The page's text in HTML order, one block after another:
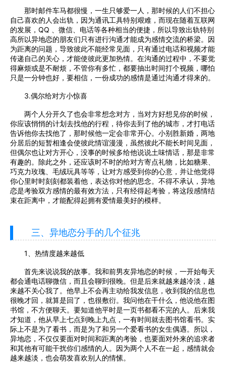
那时邮件车马都很慢，一生只够爱一人，那时候的人们不担心
自己喜欢的人会出轨，因为通讯工具特别艰难，而现在随着互联网
的发展，QQ 、微信、电话等各种相当的便捷，所以导致出轨特别
高所以异地恋的朋友们只有进行沟通才能成为感情交流的桥梁。因
为距离的问题，导致彼此不能经常见面，只有通过电话和视频才能
传递自己的关心，才能使彼此更加热情。在沟通的过程中，不要觉
得麻烦或是不耐烦，不管你有多忙，都要抽出时间打个视频，哪怕
只是一分钟也好，要相信，一份成功的感情是通过沟通才得来的。
3.偶尔给对方小惊喜
两个人分开久了也会非常想念对方，当对方好想见你的时候，
你应该悄悄的计划去找他的行程，待你去到了他的城市，才打电话
告诉他你去找他了，那时候他一定会非常开心。小别胜新婚，两地
分居后的短暂相逢会使彼此情谊漫漫，虽然彼此不能长时间见面，
但偶尔也让对方开心，没事的时候多给他说说土味情话，那是非常
有趣的。除此之外，还应该时不时的给对方寄点礼物，比如糖果、
巧克力玫瑰、毛绒玩具等等，让对方感受到你的心意，并让他觉得
你心里时时刻刻都装着他，表达你对他的思念。不得不承认，异地
恋是考验双方感情的最有效方法，只有经得起考验，将这段感情结
束在距离中，才能配得起拥有爱情最美好的模样。
三、异地恋分手的几个征兆
1、热情度越来越低
首先来说说我的故事。我和前男友异地恋的时候，一开始每天
都会通电话聊微信，而且会聊到很晚。但是后来就越来越冷淡，越
来越不关心我了。他早上不会再主动给我发信息，收到我的信息也
很晚才回，就算是回了，也很敷衍。我问他在干什么，他说他在图
书馆，不方便聊天。要知道他平时是一页书都看不完的人。后来我
才知道，他从早上七点到晚上九点，一有时间就去图书馆看书。实
际上不是为了看书，而是为了和另一个爱看书的女生偶遇。所以，
异地恋，不仅仅要面对时间和距离的考验，也要面对外来的追求者
和其他有可能干扰你们感情的人。因为两个人不在一起，感情就会
越来越淡，也会萌发喜欢别人的情愫。